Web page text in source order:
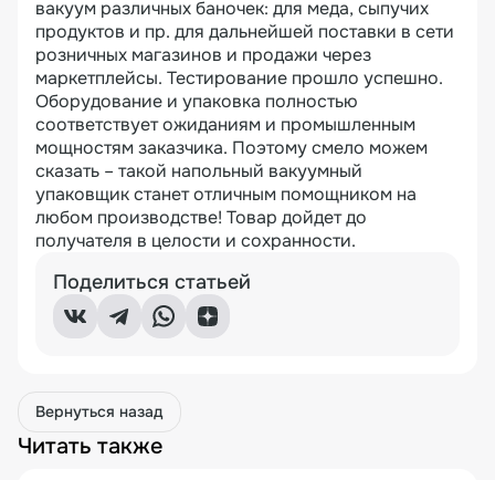
вакуум различных баночек: для меда, сыпучих
продуктов и пр. для дальнейшей поставки в сети
розничных магазинов и продажи через
маркетплейсы. Тестирование прошло успешно.
Оборудование и упаковка полностью
соответствует ожиданиям и промышленным
мощностям заказчика. Поэтому смело можем
сказать – такой напольный вакуумный
упаковщик станет отличным помощником на
любом производстве! Товар дойдет до
получателя в целости и сохранности.
Поделиться статьей
Вернуться назад
Читать также